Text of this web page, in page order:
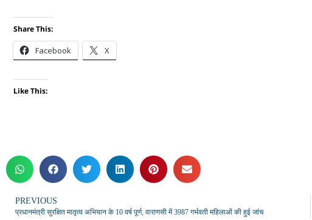
Share This:
Facebook X
Like This:
PREVIOUS
प्रधानमंत्री सुरक्षित मातृत्व अभियान के 10 वर्ष पूर्ण, वाराणसी में 3987 गर्भवती महिलाओं की हुई जांच